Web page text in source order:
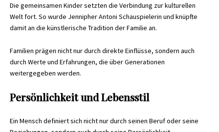
Die gemeinsamen Kinder setzten die Verbindung zur kulturellen
Welt fort. So wurde Jennipher Antoni Schauspielerin und knüpfte
damit an die künstlerische Tradition der Familie an.
Familien prägen nicht nur durch direkte Einflüsse, sondern auch
durch Werte und Erfahrungen, die über Generationen
weitergegeben werden.
Persönlichkeit und Lebensstil
Ein Mensch definiert sich nicht nur durch seinen Beruf oder seine